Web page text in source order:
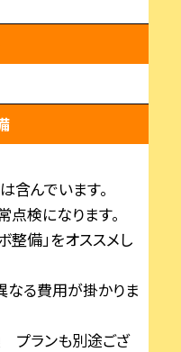
んでいます。
検になります。
整備」をオススメし
なる費用が掛かりま
プランも別途ござ